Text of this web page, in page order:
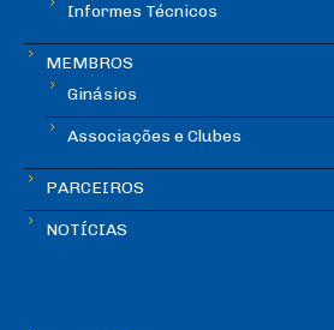
Informes Técnicos
MEMBROS
Ginásios
Associações e Clubes
PARCEIROS
NOTÍCIAS